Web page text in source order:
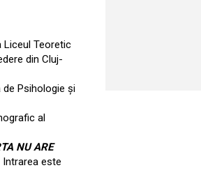
Liceul Teoretic
din Cluj-
Psihologie și
al
NU ARE
Intrarea este